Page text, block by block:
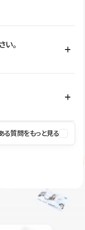
範囲を設計しておく
きます。 さらにコン
を進めやすくなりま
い。
利用できるよう、通信
性対策など、複数の観
、悪質なスクリプトの
でご確認いただけま
ィもご利用ください。
る質問をもっと見る